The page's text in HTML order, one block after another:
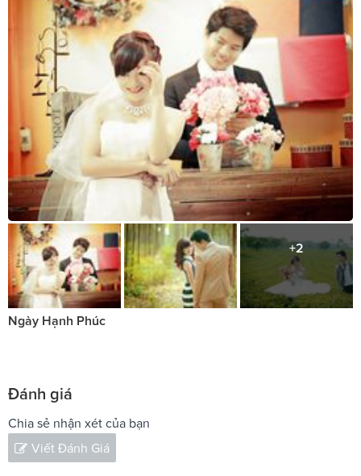
+2
Ngày Hạnh Phúc
Đánh giá
Chia sẻ nhận xét của bạn
Viết Đánh Giá